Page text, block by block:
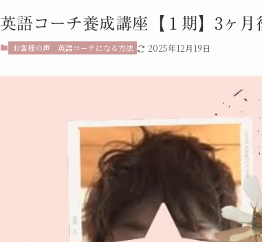
英語コーチ養成講座【１期】3ヶ
お客様の声 英語コーチになる方法 2025年12月19日